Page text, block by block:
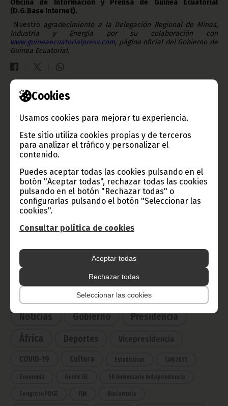
Cookies
Usamos cookies para mejorar tu experiencia.
Este sitio utiliza cookies propias y de terceros
para analizar el tráfico y personalizar el
contenido.
Puedes aceptar todas las cookies pulsando en el
botón "Aceptar todas", rechazar todas las cookies
pulsando en el botón "Rechazar todas" o
configurarlas pulsando el botón "Seleccionar las
cookies".
Consultar política de cookies
Aceptar todas
Rechazar todas
Seleccionar las cookies
Oficina de Información y Prensa de Guinea Ecuatorial
(D.G.Base Internet).
Nuestro agradecimiento a la Delegación Regional de Minas,
Industria y Energía por su colaboración con
www.guineaecuatorialpress.com, página oficial del Gobierno de
Guinea Ecuatorial.
Gobierno e Instituciones
Información de Guinea Ecuatorial
TVGE
Radio Nacional de Guinea
Ecuatorial
Haz click aquí para escuchar ahora
Noticias Gobierno
Presidencia
África
Deportes Vicepresidencia
COVID-19 Cultura Estadísticas CAN 2015
Economía Gente GE 50 Aniversario Independencia
CongresoPDGE FIJA Bielorrusia